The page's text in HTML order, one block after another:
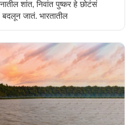
शांत, निवांत पुष्कर हे छोटंसं
जातं. भारतातील